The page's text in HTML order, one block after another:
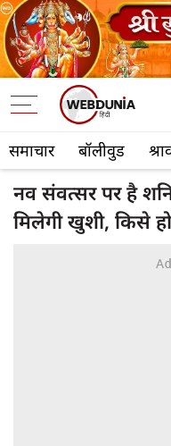
समाचार बॉलीवुड
नव संवत्सर पर है
मिलेगी खुशी, किसे